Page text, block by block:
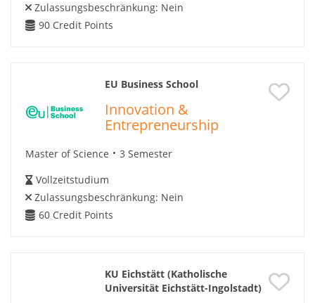
Zulassungsbeschränkung: Nein
90 Credit Points
EU Business School
Innovation &
Entrepreneurship
Master of Science
3 Semester
Vollzeitstudium
Zulassungsbeschränkung: Nein
60 Credit Points
KU Eichstätt (Katholische
Universität Eichstätt-Ingolstadt)